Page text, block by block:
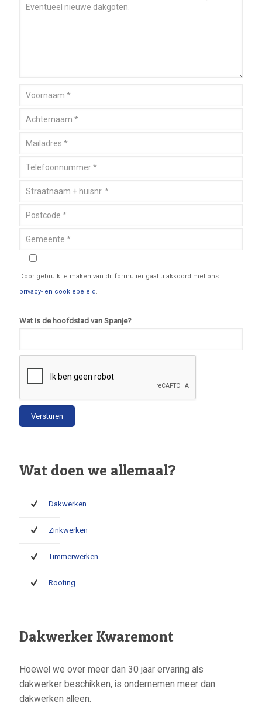
Door gebruik te maken van dit formulier gaat u akkoord met ons
privacy- en cookiebeleid.
Wat is de hoofdstad van Spanje?
Wat doen we allemaal?
Dakwerken
Zinkwerken
Timmerwerken
Roofing
Dakwerker Kwaremont
Hoewel we over meer dan 30 jaar ervaring als
dakwerker beschikken, is ondernemen meer dan
dakwerken alleen.